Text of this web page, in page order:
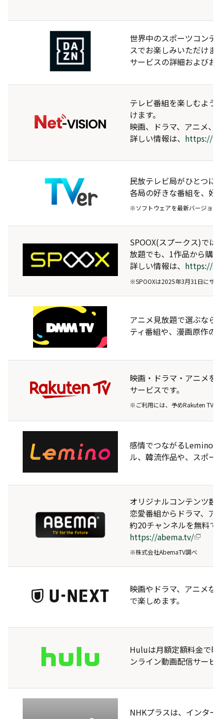
世界中のスポーツコンテ
スでお楽しみいただけま
サービスの詳細およびお
テレビ番組を楽しむよう
けます。
映画、ドラマ、アニメ、
詳しい情報は、 https://
民放テレビ局がひとつに
各局の好きな番組を、好
※ソフトウェアを最新バージョン
SPOOX(スプークス)で
放題でも、1作品から購
詳しい情報は、 https://
※SPOOXは2025年3月31日にサ
アニメ見放題で選ぶなら
ティ番組や、漫画原作の
映画・ドラマ・アニメを
サービスです。
※ご利用には、予めRakuten TV
感情でつながるLemino
ル、韓流作品や、スポー
オリジナルコンテンツ
恋愛番組からドラマ、ア
約20チャンネルを無料で
https://abema.tv/
※株式会社AbemaTV調べ
映画やドラマ、アニメな
で楽しめます。
Huluは月額定額料金で
ンライン動画配信サービ
NHKプラスは、インタ